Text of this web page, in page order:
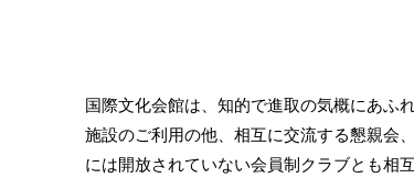
国際文化会館は、知的で進取の気概にあふ
施設のご利用の他、相互に交流する懇親会
には開放されていない会員制クラブとも相